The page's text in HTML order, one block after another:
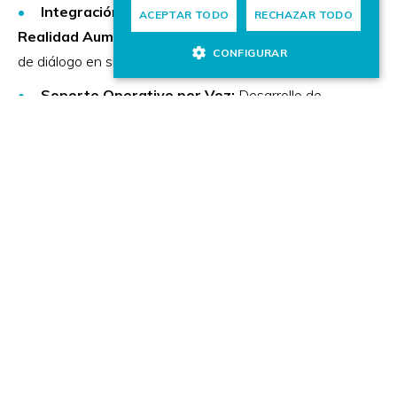
Integración en Entornos Virtuales y de
Realidad Aumentada:Implementación de sistemas
de diálogo en simuladores y otros entornos inmersivos.
Soporte Operativo por Voz: Desarrollo de
ACEPTAR TODO RECHAZAR TODO
CONFIGURAR